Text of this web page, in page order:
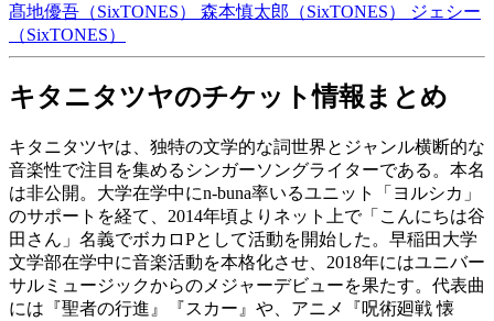
髙地優吾（SixTONES） 森本慎太郎（SixTONES）
ジェシー
（SixTONES）
キタニタツヤのチケット情報まとめ
キタニタツヤは、独特の文学的な詞世界とジャンル横断的な
音楽性で注目を集めるシンガーソングライターである。本名
は非公開。大学在学中にn-buna率いるユニット「ヨルシカ」
のサポートを経て、2014年頃よりネット上で「こんにちは谷
田さん」名義でボカロPとして活動を開始した。早稲田大学
文学部在学中に音楽活動を本格化させ、2018年にはユニバー
サルミュージックからのメジャーデビューを果たす。代表曲
には『聖者の行進』『スカー』や、アニメ『呪術廻戦 懐